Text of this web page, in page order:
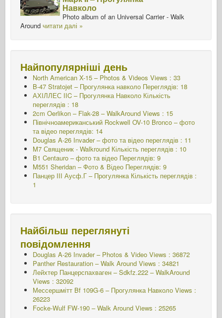
Навколо
Photo album of an Universal Carrier - Walk
Around читати далі »
Найпопулярніші день
North American X-15 – Photos & Videos Views : 33
B-47 Stratojet – Прогулянка навколо Переглядів: 18
АХІЛЛЕС IIC – Прогулянка Навколо Кількість
переглядів : 18
2cm Oerlikon – Flak-28 – WalkAround Views : 15
Північноамериканський Rockwell OV-10 Bronco – фото
та відео переглядів: 14
Douglas A-26 Invader – фото та відео переглядів : 11
M7 Священик - Walkround Кількість переглядів : 10
B1 Centauro – фото та відео Переглядів: 9
M551 Sheridan – Фото & Відео Переглядів: 9
Панцер III Аусф.Г – ПрогулянкаКількість переглядів :
1
Найбільш переглянуті
повідомлення
Douglas A-26 Invader – Photos & Video Views : 36872
Panther Restauration – Walk Around Views : 34821
Лейхтер Панцерспахваген – Sdkfz.222 – WalkAround
Views : 32092
Мессершмітт Bf 109G-6 – Прогулянка Навколо Views :
26223
Focke-Wulf FW-190 – Walk Around Views : 25265